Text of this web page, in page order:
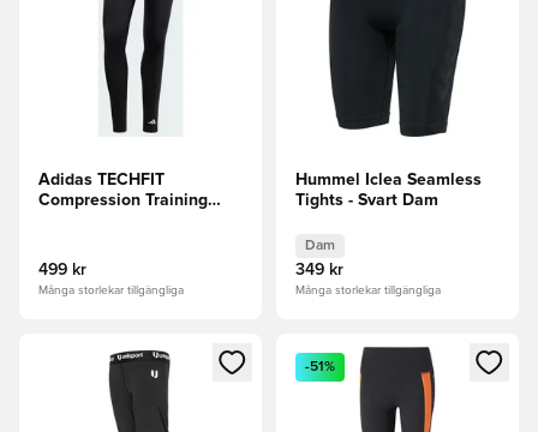
Adidas TECHFIT
Compression Training
499 kr
Många storlekar tillgängliga
Hummel Iclea Seamless
Tights - Svart Dam
Dam
349 kr
Många storlekar tillgängliga
Öppnar en Modal för att logga in eller registrera dig som
Öppnar en Modal för att
-51%